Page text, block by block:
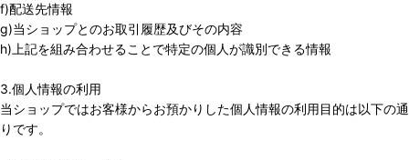
f)配送先情報
g)当ショップとのお取引履歴及びその内容
h)上記を組み合わせることで特定の個人が識別できる情報
3.個人情報の利用
当ショップではお客様からお預かりした個人情報の利用目的は以下の通
りです。